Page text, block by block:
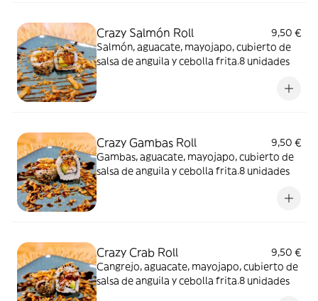
Crazy Salmón Roll
9,50 €
Salmón, aguacate, mayojapo, cubierto de
salsa de anguila y cebolla frita.8 unidades
Crazy Gambas Roll
9,50 €
Gambas, aguacate, mayojapo, cubierto de
salsa de anguila y cebolla frita.8 unidades
Crazy Crab Roll
9,50 €
Cangrejo, aguacate, mayojapo, cubierto de
salsa de anguila y cebolla frita.8 unidades